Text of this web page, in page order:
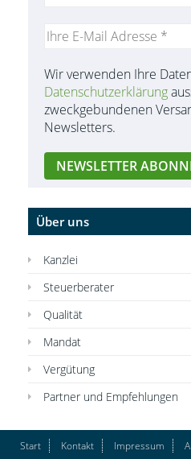
Wir verwenden Ihre
Datenschutzerklärung
zweckgebundenen
Newsletters.
Über uns
Kanzlei
Steuerberater
Qualität
Mandat
Vergütung
Partner und Empfehlungen
Start Kontakt Impressum